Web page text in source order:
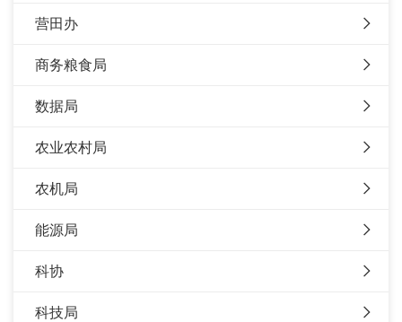
营田办
商务粮食局
数据局
农业农村局
农机局
能源局
科协
科技局